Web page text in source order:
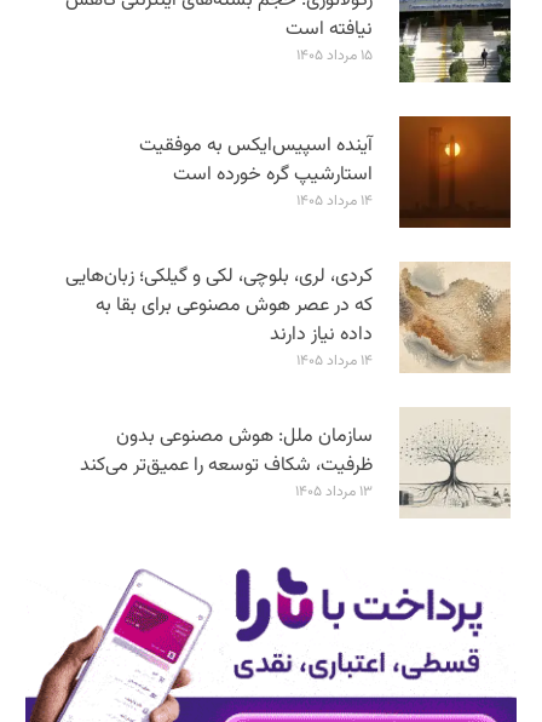
نیافته است
۱۵ مرداد ۱۴۰۵
آینده اسپیس‌ایکس به موفقیت
استارشیپ گره خورده است
۱۴ مرداد ۱۴۰۵
کردی، لری، بلوچی، لکی و گیلکی؛ زبان‌هایی
که در عصر هوش مصنوعی برای بقا به
داده نیاز دارند
۱۴ مرداد ۱۴۰۵
سازمان ملل: هوش مصنوعی بدون
ظرفیت، شکاف توسعه را عمیق‌تر می‌کند
۱۳ مرداد ۱۴۰۵